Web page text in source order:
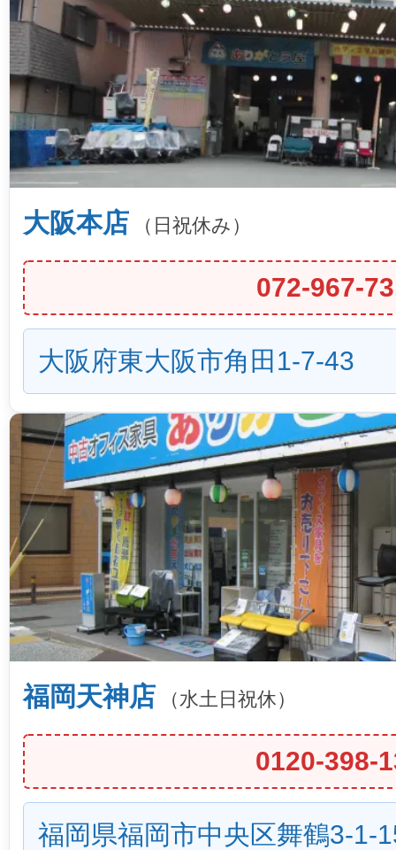
大阪本店 （日祝休み）
072-967-
大阪府東大阪市角田1-7-43
福岡天神店 （水土日祝休）
0120-398-
福岡県福岡市中央区舞鶴3-1-